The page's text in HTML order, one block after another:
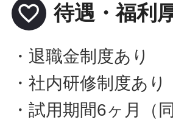
favorite_border 待遇・福利
・退職金制度あり
・社内研修制度あり
・試用期間6ヶ月（